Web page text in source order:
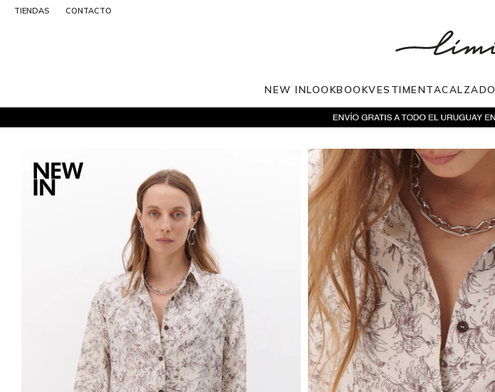
NEW INLOOKBOOKVESTIMENTACALZADO
TIENDAS CONTACTO